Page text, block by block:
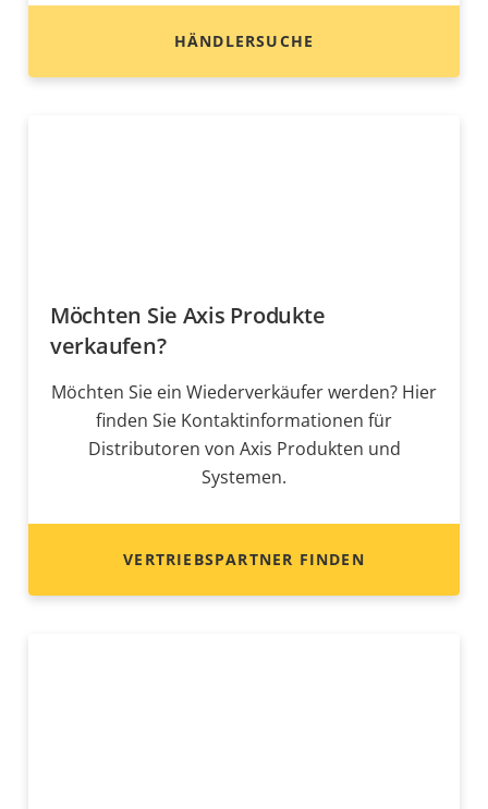
HÄNDLERSUCHE
Möchten Sie Axis Produkte
verkaufen?
Möchten Sie ein Wiederverkäufer werden? Hier
finden Sie Kontaktinformationen für
Distributoren von Axis Produkten und
Systemen.
VERTRIEBSPARTNER FINDEN